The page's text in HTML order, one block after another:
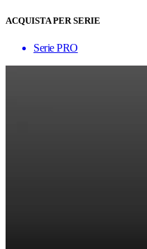
ACQUISTA PER SERIE
Serie PRO